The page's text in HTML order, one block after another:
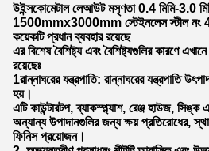
উইন্সকোমেটাল লেআউট মসৃণতা 0.4 মিমি-3.0
1500mmx3000mm স্টেইনলেস স্টীল নং 4
কয়েকটি প্রধান ব্যবহার রয়েছে
এর বিশেষ বৈশিষ্ট্য এবং বৈশিষ্ট্যগুলির কারণে
রয়েছেঃ
1রান্নাঘরের যন্ত্রপাতি: রান্নাঘরের যন্ত্রপাতি
হয়।
এটি কাউন্টারটপ, ব্যাকস্প্ল্যাশ, রেঞ্জ হাউজ, সিঙ্ক
অন্যান্য উপাদানগুলির জন্য ক্ষয় প্রতিরোধের,
ফিনিস প্রয়োজন।